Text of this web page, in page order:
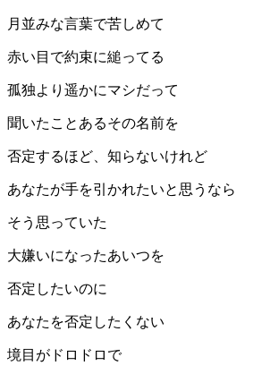
月並みな言葉で苦しめて
赤い目で約束に縋ってる
孤独より遥かにマシだって
聞いたことあるその名前を
否定するほど、知らないけれど
あなたが手を引かれたいと思うなら
そう思っていた
大嫌いになったあいつを
否定したいのに
あなたを否定したくない
境目がドロドロで